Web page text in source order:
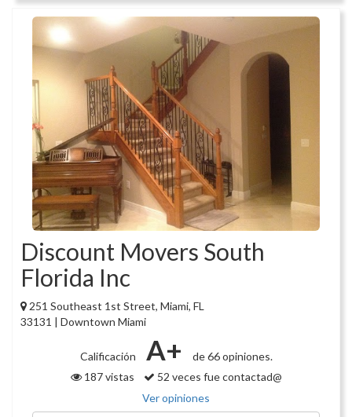
Discount Movers South
Florida Inc
251 Southeast 1st Street, Miami, FL
33131 | Downtown Miami
Calificación A+
de 66 opiniones.
187 vistas
52 veces fue contactad@
Ver opiniones